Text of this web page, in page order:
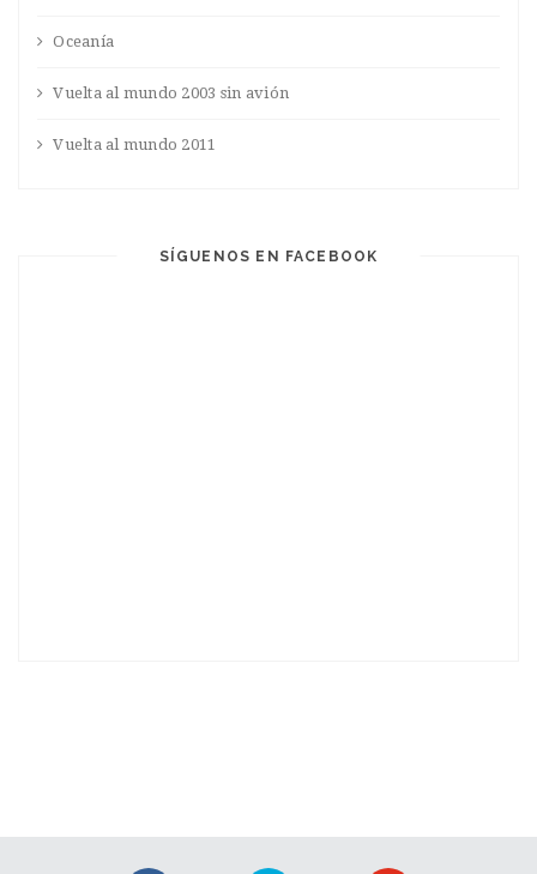
Oceanía
Vuelta al mundo 2003 sin avión
Vuelta al mundo 2011
SÍGUENOS EN FACEBOOK